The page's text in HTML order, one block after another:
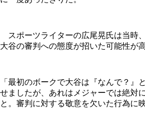
スポーツライターの広尾晃氏は当時
大谷の審判への態度が招いた可能性が
「最初のボークで大谷は『なんで？』
せましたが、あれはメジャーでは絶対
と。審判に対する敬意を欠いた行為に